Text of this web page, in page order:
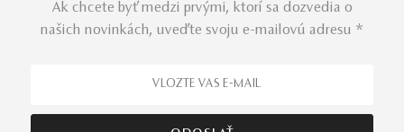
Ak chcete byť medzi prvými, ktorí sa dozvedia o
našich novinkách, uveďte svoju e-mailovú adresu *